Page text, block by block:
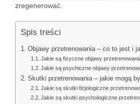
zregenerować.
Spis treści
Objawy przetrenowania – co to jest i
Jakie są fizyczne objawy
Jakie są psychiczne objawy
Skutki przetrenowania – jakie mogą
Jakie są skutki fizjologiczne
Jakie są skutki psychologiczne